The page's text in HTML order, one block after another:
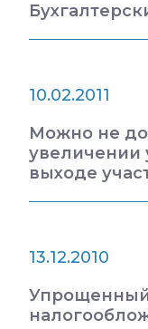
10.02.2011
Можно не
увеличении
выходе
13.12.2010